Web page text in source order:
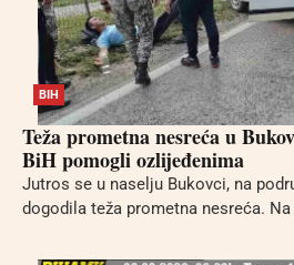
BIH
Teža prometna nesreća u
BiH pomogli ozlijeđenima
Jutros se u naselju Bukovci, na
dogodila teža prometna nesreća.